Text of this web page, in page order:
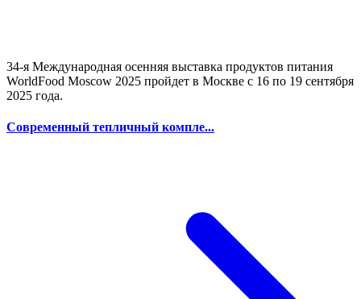
34-я Международная осенняя выставка продуктов питания
WorldFood Moscow 2025 пройдет в Москве с 16 по 19 сентября
2025 года.
Современный тепличный компле...